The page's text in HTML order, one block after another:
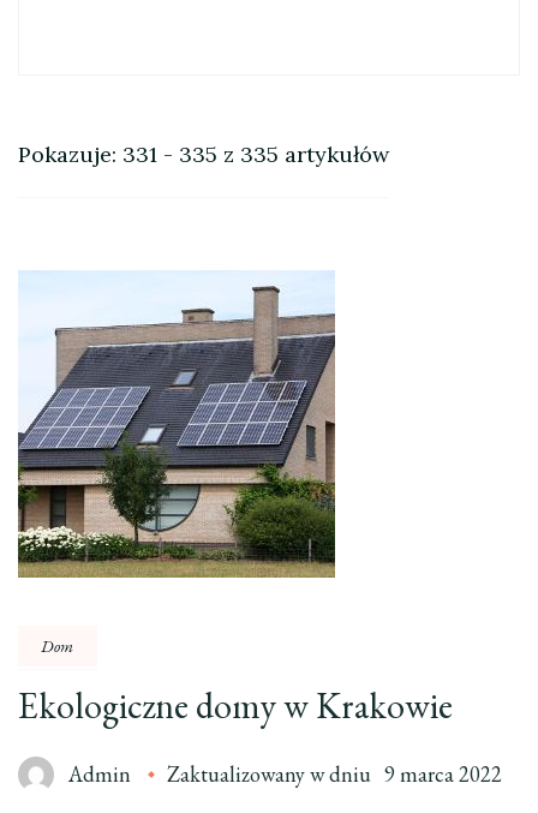
Pokazuje: 331 - 335 z 335 artykułów
Dom
Ekologiczne domy w Krakowie
Admin Zaktualizowany w dniu 9 marca 2022